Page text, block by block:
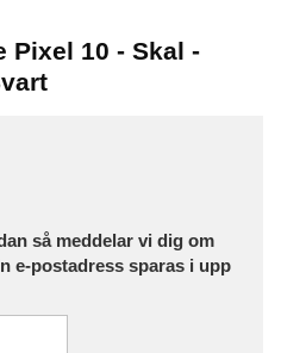
Pixel 10 - Skal -
så meddelar vi dig om
e-postadress sparas i upp